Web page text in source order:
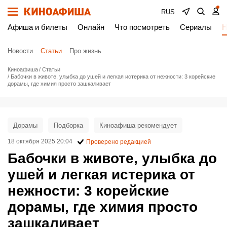
RUS
Афиша и билеты Онлайн Что посмотреть Сериалы
Новости Статьи Про жизнь
Киноафиша
Статьи
Бабочки в животе, улыбка до ушей и легкая истерика от нежности: 3 корейские
дорамы, где химия просто зашкаливает
Бабочки в животе, улыбка до
ушей и легкая истерика от
нежности: 3 корейские
дорамы, где химия просто
зашкаливает
Дорамы Подборка Киноафиша рекомендует
18 октября 2025 20:04 Проверено редакцией